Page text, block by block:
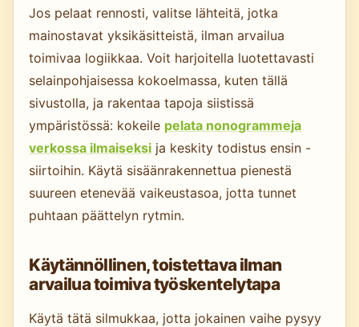
Jos pelaat rennosti, valitse lähteitä, jotka
mainostavat yksikäsitteistä, ilman arvailua
toimivaa logiikkaa. Voit harjoitella luotettavasti
selainpohjaisessa kokoelmassa, kuten tällä
sivustolla, ja rakentaa tapoja siistissä
ympäristössä: kokeile pelata nonogrammeja
verkossa ilmaiseksi ja keskity todistus ensin -
siirtoihin. Käytä sisäänrakennettua pienestä
suureen etenevää vaikeustasoa, jotta tunnet
puhtaan päättelyn rytmin.
Käytännöllinen, toistettava ilman
arvailua toimiva työskentelytapa
Käytä tätä silmukkaa, jotta jokainen vaihe pysyy